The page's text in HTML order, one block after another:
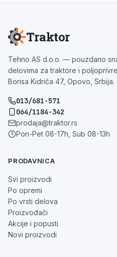
Traktor
Tehno AS d.o.o. — pouzdano
delovima za traktore i
Borisa Kidriča 47, Opovo, Srbija.
013/681-571
064/1184-342
prodaja@traktor.rs
Pon-Pet 08-17h, Sub 08-13h
PRODAVNICA
Svi proizvodi
Po opremi
Po vrsti delova
Proizvođači
Akcije i popusti
Novi proizvodi